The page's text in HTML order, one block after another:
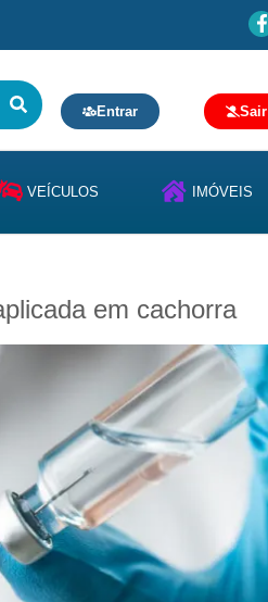
Entrar Sair
VEÍCULOS IMÓVEIS
em cachorra